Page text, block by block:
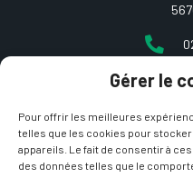
Gérer le
Pour offrir les meilleures
telles que les cookies pour
appareils. Le fait de consentir à
des données telles que le